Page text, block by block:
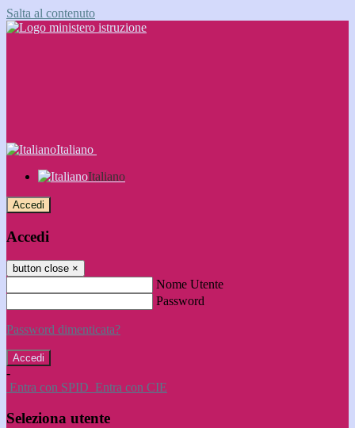
Salta al contenuto
Italiano
Italiano
Accedi
Accedi
button close ×
Nome Utente
Password
Password dimenticata?
-
Entra con SPID Entra con CIE
Seleziona utente